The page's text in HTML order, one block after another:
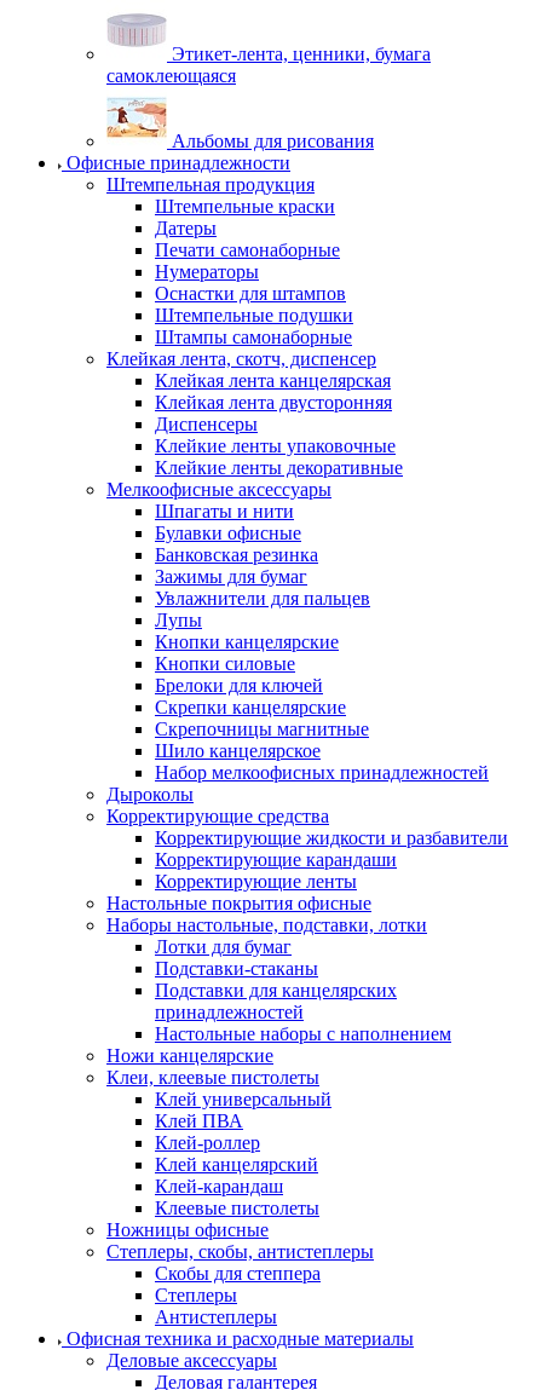
Этикет-лента, ценники, бумага
самоклеющаяся
Альбомы для рисования
Офисные принадлежности
Штемпельная продукция
Штемпельные краски
Датеры
Печати самонаборные
Нумераторы
Оснастки для штампов
Штемпельные подушки
Штампы самонаборные
Клейкая лента, скотч, диспенсер
Клейкая лента канцелярская
Клейкая лента двусторонняя
Диспенсеры
Клейкие ленты упаковочные
Клейкие ленты декоративные
Мелкоофисные аксессуары
Шпагаты и нити
Булавки офисные
Банковская резинка
Зажимы для бумаг
Увлажнители для пальцев
Лупы
Кнопки канцелярские
Кнопки силовые
Брелоки для ключей
Скрепки канцелярские
Скрепочницы магнитные
Шило канцелярское
Набор мелкоофисных принадлежностей
Дыроколы
Корректирующие средства
Корректирующие жидкости и разбавители
Корректирующие карандаши
Корректирующие ленты
Настольные покрытия офисные
Наборы настольные, подставки, лотки
Лотки для бумаг
Подставки-стаканы
Подставки для канцелярских
принадлежностей
Настольные наборы с наполнением
Ножи канцелярские
Клеи, клеевые пистолеты
Клей универсальный
Клей ПВА
Клей-роллер
Клей канцелярский
Клей-карандаш
Клеевые пистолеты
Ножницы офисные
Степлеры, скобы, антистеплеры
Скобы для степпера
Степлеры
Антистеплеры
Офисная техника и расходные материалы
Деловые аксессуары
Деловая галантерея